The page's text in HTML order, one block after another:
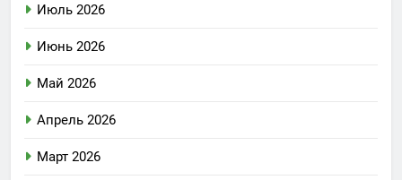
Июль 2026
Июнь 2026
Май 2026
Апрель 2026
Март 2026